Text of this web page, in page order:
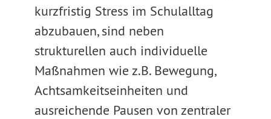
kurzfristig Stress im Schulalltag
abzubauen, sind neben
strukturellen auch individuelle
Maßnahmen wie z.B. Bewegung,
Achtsamkeitseinheiten und
ausreichende Pausen von zentraler